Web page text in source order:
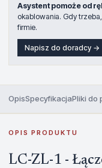
Asystent pomoże od
okablowania. Gdy
firmie.
Napisz do doradcy →
OpisSpecyfikacjaPliki do
OPIS PRODUKTU
LC-ZL-1 -